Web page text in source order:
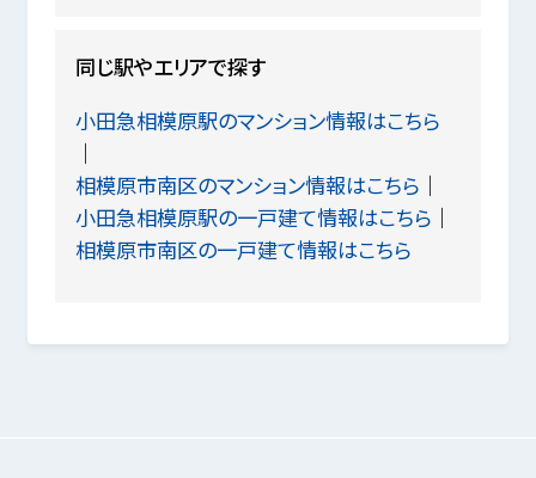
同じ駅やエリアで探す
小田急相模原駅のマンション情報はこちら
相模原市南区のマンション情報はこちら
小田急相模原駅の一戸建て情報はこちら
相模原市南区の一戸建て情報はこちら